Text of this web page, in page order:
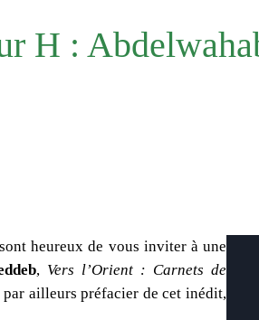
H :
heureux de vous inviter à une
, Vers l’Orient : Carnets de
par ailleurs préfacier de cet inédit,